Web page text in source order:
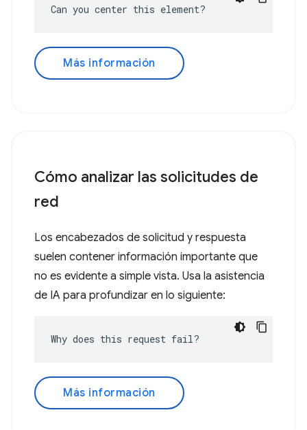
Can you center this element?
Más información
Cómo analizar las solicitudes de
red
Los encabezados de solicitud y respuesta
suelen contener información importante que
no es evidente a simple vista. Usa la asistencia
de IA para profundizar en lo siguiente:
Why does this request fail?
Más información